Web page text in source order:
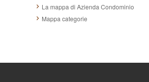
La mappa di Azienda Condominio
Mappa categorie